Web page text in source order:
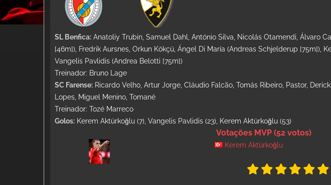
SL Benfica: Anatoliy Trubin, Samuel Dahl, António Silva, Nicolás Otamendi, Álvaro
[46m]), Fredrik Aursnes, Orkun Kökçü, Ángel Di María (Andreas Schjelderup [75m]),
Vangelis Pavlidis (Andrea Belotti [75m])
Treinador: Bruno Lage
SC Farense: Ricardo Velho, Artur Jorge, Cláudio Falcão, Tomás Ribeiro, Pastor,
Lopes, Miguel Menino, Tomané
Treinador: Tozé Marreco
Golos: Kerem Aktürkoğlu (7), Vangelis Pavlidis (23), Kerem Aktürkoğlu (53)
Votações MVP (52 votos)
Kerem Aktürkoğlu